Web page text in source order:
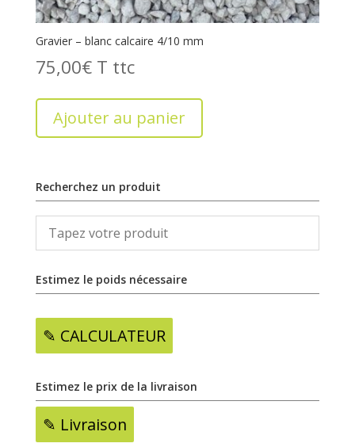
Gravier – blanc calcaire 4/10 mm
75,00€ T
Ajouter au panier
Recherchez un produit
Estimez le poids nécessaire
✎ CALCULATEUR
Estimez le prix de la livraison
✎ Livraison